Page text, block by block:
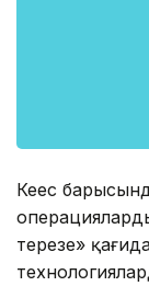
Кеңес
терезе»